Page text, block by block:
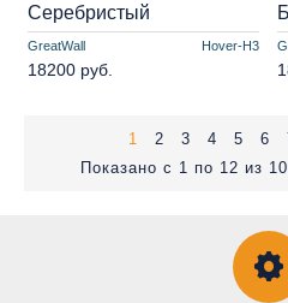
GreatWall Hover-H3
Серебристый
18200 руб.
1 2 3 4 5 6
Показано с 1 по 12 из